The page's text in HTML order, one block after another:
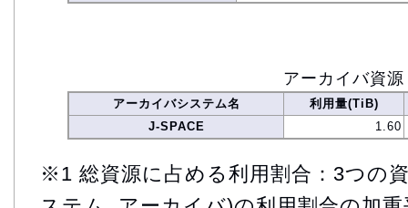
アーカイバ資源
アーカイバシステム名
利用量(TiB)
J-SPACE
1.60
※1 総資源に占める利用割合：3つの